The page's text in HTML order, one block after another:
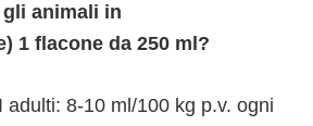
animali in
1 flacone da 250 ml?
adulti: 8-10 ml/100 kg p.v. ogni